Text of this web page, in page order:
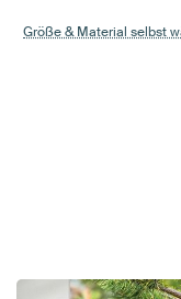
Größe & Material selbst